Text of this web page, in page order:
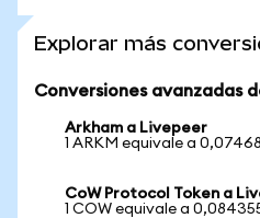
Explorar más
Conversiones avanzadas
Arkham a Livepeer
1 ARKM equivale a
CoW Protocol Token a
1 COW equivale a